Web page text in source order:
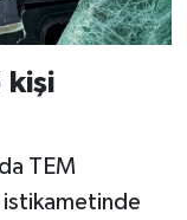
kişi
TEM